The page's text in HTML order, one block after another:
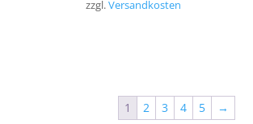
2,99 €
zzgl.Versandkosten
1 2 3 4 5 →